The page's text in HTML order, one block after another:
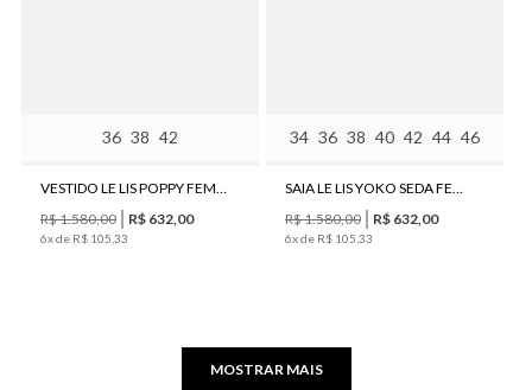
36 38 42
VESTIDO LE LIS POPPY FEMININO
R$1.580,00 R$ 632,00
6x de R$ 105 33
34 36 38 40 42 44 46
SAIA LE LIS YOKO SEDA FEMININA
R$1.580,00 R$ 632,00
6x de R$ 105 33
MOSTRAR MAIS